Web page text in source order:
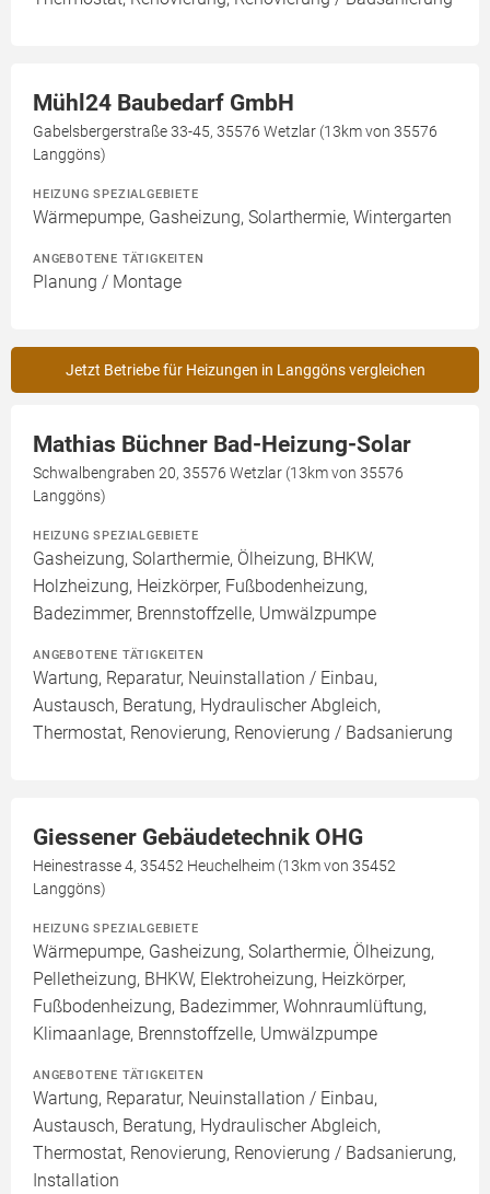
Mühl24 Baubedarf GmbH
Gabelsbergerstraße 33-45, 35576 Wetzlar (13km von 35576
Langgöns)
HEIZUNG SPEZIALGEBIETE
Wärmepumpe, Gasheizung, Solarthermie, Wintergarten
ANGEBOTENE TÄTIGKEITEN
Planung / Montage
Jetzt Betriebe für Heizungen in Langgöns vergleichen
Mathias Büchner Bad-Heizung-Solar
Schwalbengraben 20, 35576 Wetzlar (13km von 35576
Langgöns)
HEIZUNG SPEZIALGEBIETE
Gasheizung, Solarthermie, Ölheizung, BHKW,
Holzheizung, Heizkörper, Fußbodenheizung,
Badezimmer, Brennstoffzelle, Umwälzpumpe
ANGEBOTENE TÄTIGKEITEN
Wartung, Reparatur, Neuinstallation / Einbau,
Austausch, Beratung, Hydraulischer Abgleich,
Thermostat, Renovierung, Renovierung / Badsanierung
Giessener Gebäudetechnik OHG
Heinestrasse 4, 35452 Heuchelheim (13km von 35452
Langgöns)
HEIZUNG SPEZIALGEBIETE
Wärmepumpe, Gasheizung, Solarthermie, Ölheizung,
Pelletheizung, BHKW, Elektroheizung, Heizkörper,
Fußbodenheizung, Badezimmer, Wohnraumlüftung,
Klimaanlage, Brennstoffzelle, Umwälzpumpe
ANGEBOTENE TÄTIGKEITEN
Wartung, Reparatur, Neuinstallation / Einbau,
Austausch, Beratung, Hydraulischer Abgleich,
Thermostat, Renovierung, Renovierung / Badsanierung,
Installation